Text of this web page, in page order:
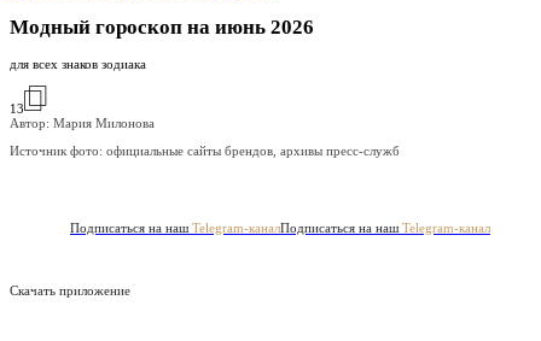
Модный гороскоп на июнь 2026
для всех знаков зодиака
13
Автор: Мария Милонова
Источник фото: официальные сайты брендов, архивы пресс-служб
Подписаться на наш Telegram-каналПодписаться на наш Telegram-канал
Скачать приложение